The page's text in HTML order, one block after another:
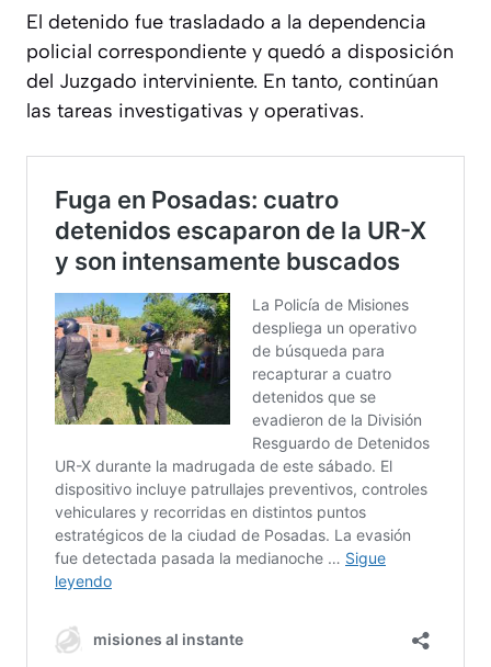
El detenido fue trasladado a la dependencia
policial correspondiente y quedó a disposición
del Juzgado interviniente. En tanto, continúan
las tareas investigativas y operativas.